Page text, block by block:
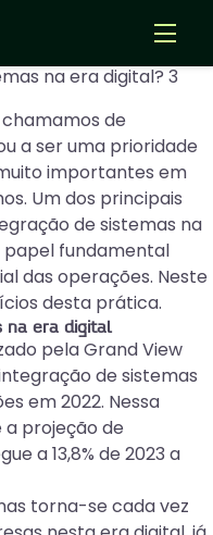
IA
na era digital? 3
de
a ser uma prioridade
importantes em
Um dos principais
de sistemas na
papel fundamental
das operações. Neste
desta prática.
na era digital
pela Grand View
de sistemas
em 2022. Nessa
a projeção de
a 13,8% de 2023 a
torna-se cada vez